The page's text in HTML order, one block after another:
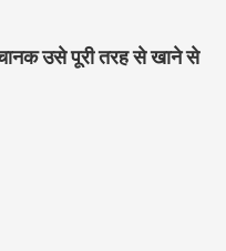
उसे पूरी तरह से खाने से